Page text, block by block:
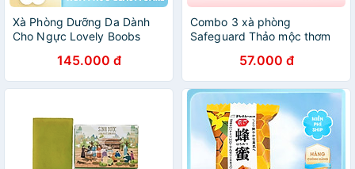
Xà Phòng Dưỡng Da Dành
Cho Ngực Lovely Boobs
145.000 đ
Combo 3 xà phòng
Safeguard Thảo mộc thơm
57.000 đ